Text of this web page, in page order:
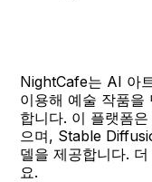
NightCafe는 AI 아
이용해 예술 작품을
합니다. 이 플랫폼
으며, Stable
델을 제공합니다.
요.